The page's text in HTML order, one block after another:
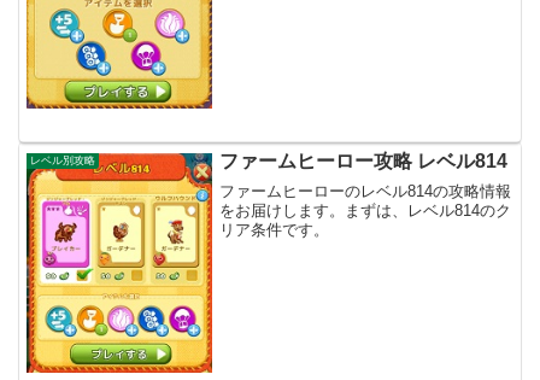
レベル別攻略 ファームヒーロー攻略 レベル814
ファームヒーローのレベル814の攻略情報
をお届けします。まずは、レベル814のク
リア条件です。